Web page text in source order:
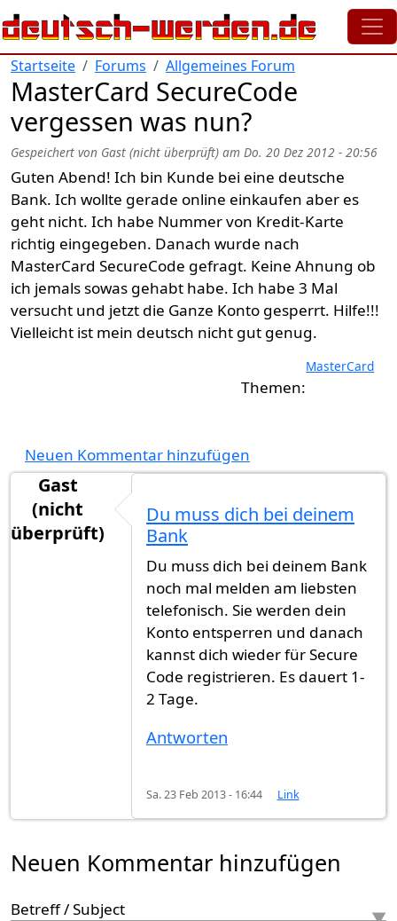
Direkt zum Inhalt
Startseite Forums Allgemeines Forum
MasterCard SecureCode
vergessen was nun?
Gespeichert von Gast (nicht überprüft) am Do. 20 Dez 2012 - 20:56
Guten Abend! Ich bin Kunde bei eine deutsche
Bank. Ich wollte gerade online einkaufen aber es
geht nicht. Ich habe Nummer von Kredit-Karte
richtig eingegeben. Danach wurde nach
MasterCard SecureCode gefragt. Keine Ahnung ob
ich jemals sowas gehabt habe. Ich habe 3 Mal
versucht und jetzt die Ganze Konto gesperrt. Hilfe!!!
Vielleicht ist mein deutsch nicht gut genug.
MasterCard
Neuen Kommentar hinzufügen
Gast
(nicht
überprüft)
Du muss dich bei deinem
Bank
Du muss dich bei deinem Bank
noch mal melden am liebsten
telefonisch. Sie werden dein
Konto entsperren und danach
kannst dich wieder für Secure
Code registrieren. Es dauert 1-
2 Tage.
Antworten
Sa. 23 Feb 2013 - 16:44 Link
Neuen Kommentar hinzufügen
Betreff / Subject